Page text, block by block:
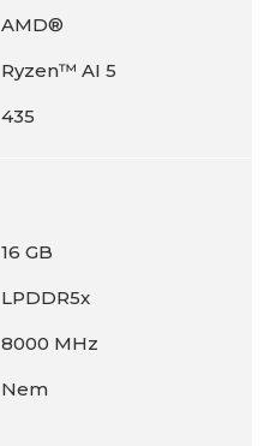
AMD®
Ryzen™ AI 5
435
16 GB
LPDDR5x
8000 MHz
Nem